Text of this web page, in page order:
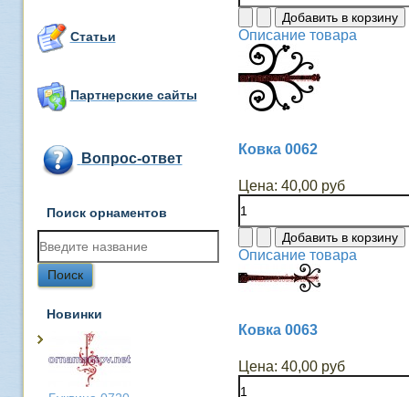
Статьи
Партнерские сайты
Вопрос-ответ
Поиск орнаментов
Новинки
Описание товара
Ковка 0062
Цена: 40,00 руб
Описание товара
Ковка 0063
Цена: 40,00 руб